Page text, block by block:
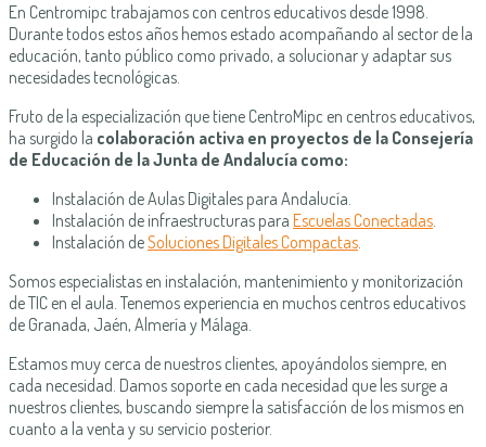
En Centromipc trabajamos con centros educativos desde 1998.
Durante todos estos años hemos estado acompañando al sector de la
educación, tanto público como privado, a solucionar y adaptar sus
necesidades tecnológicas.
Fruto de la especialización que tiene CentroMipc en centros educativos,
ha surgido la colaboración activa en proyectos de la Consejería
de Educación de la Junta de Andalucía como:
Instalación de Aulas Digitales para Andalucía.
Instalación de infraestructuras para Escuelas Conectadas.
Instalación deSoluciones Digitales Compactas.
Somos especialistas en instalación, mantenimiento y monitorización
de TIC en el aula. Tenemos experiencia en muchos centros educativos
de Granada, Jaén, Almería y Málaga.
Estamos muy cerca de nuestros clientes, apoyándolos siempre, en
cada necesidad. Damos soporte en cada necesidad que les surge a
nuestros clientes, buscando siempre la satisfacción de los mismos en
cuanto a la venta y su servicio posterior.